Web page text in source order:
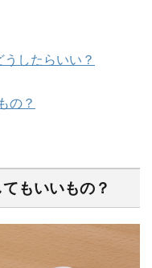
したらいい？
の？
もいいもの？